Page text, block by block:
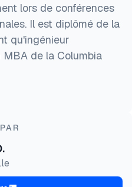
lors de conférences
Il est diplômé de la
qu'ingénieur
de la Columbia